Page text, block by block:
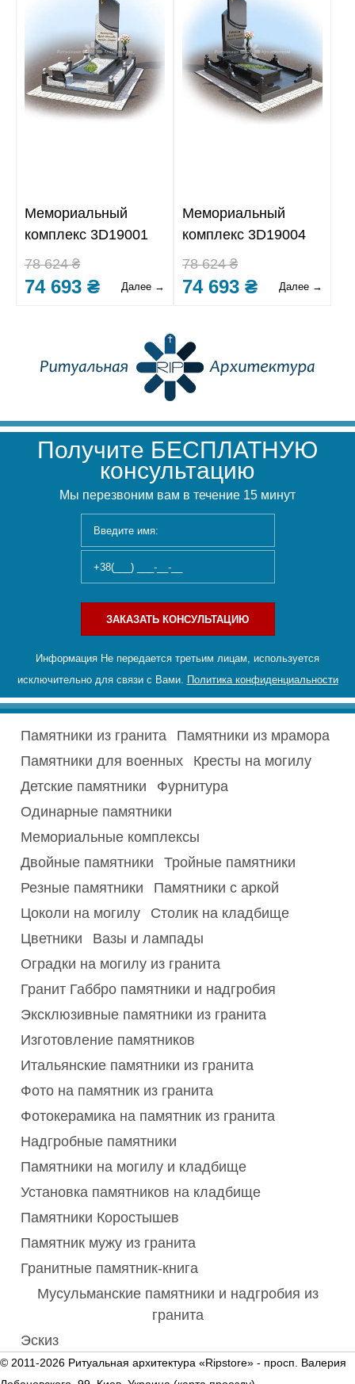
Мемориальный
комплекс 3D19001
78 624 ₴
74 693 ₴ Далее →
Мемориальный
комплекс 3D19004
78 624 ₴
74 693 ₴ Далее →
Получите БЕСПЛАТНУЮ
консультацию
Мы перезвоним вам в течение 15 минут
ЗАКАЗАТЬ КОНСУЛЬТАЦИЮ
Информация Не передается третьим лицам, используется
исключительно для связи с Вами. Политика конфиденциальности
Памятники из гранита
Памятники из мрамора
Памятники для военных
Кресты на могилу
Детские памятники
Фурнитура
Одинарные памятники
Мемориальные комплексы
Двойные памятники
Тройные памятники
Резные памятники
Памятники с аркой
Цоколи на могилу
Столик на кладбище
Цветники
Вазы и лампады
Оградки на могилу из гранита
Гранит Габбро памятники и надгробия
Эксклюзивные памятники из гранита
Изготовление памятников
Итальянские памятники из гранита
Фото на памятник из гранита
Фотокерамика на памятник из гранита
Надгробные памятники
Памятники на могилу и кладбище
Установка памятников на кладбище
Памятники Коростышев
Памятник мужу из гранита
Гранитные памятник-книга
Мусульманские памятники и надгробия из
гранита
Эскиз
© 2011-2026 Ритуальная архитектура «Ripstore» - просп. Валерия